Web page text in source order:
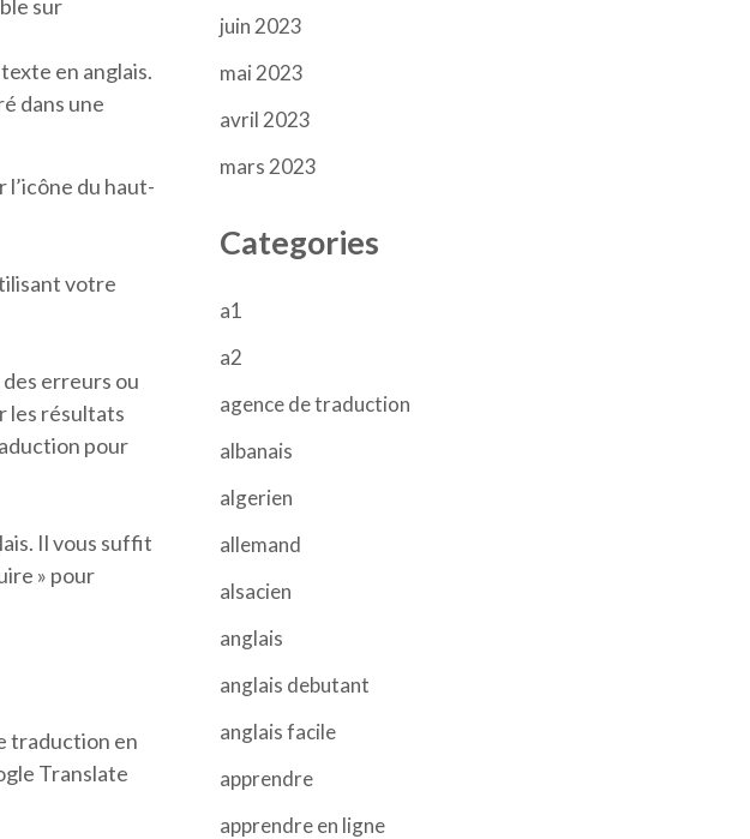
sur
en anglais.
dans une
du haut-
votre
erreurs ou
les résultats
pour
Il vous suffit
» pour
traduction en
Translate
juin 2023
mai 2023
avril 2023
mars 2023
Categories
a1
a2
agence de traduction
albanais
algerien
allemand
alsacien
anglais
anglais debutant
anglais facile
apprendre
apprendre en ligne